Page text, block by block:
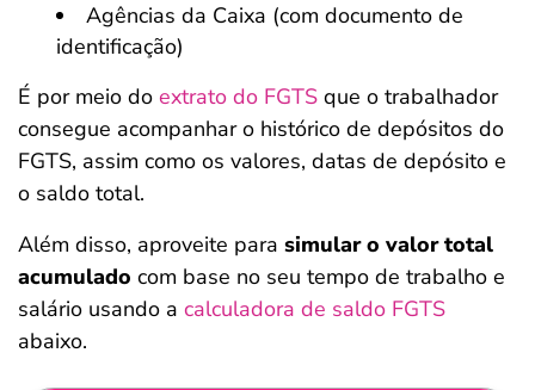
Agências da Caixa (com documento de
identificação)
É por meio do extrato do FGTS que o trabalhador
consegue acompanhar o histórico de depósitos do
FGTS, assim como os valores, datas de depósito e
o saldo total.
Além disso, aproveite para simular o valor total
acumulado com base no seu tempo de trabalho e
salário usando a calculadora de saldo FGTS
abaixo.